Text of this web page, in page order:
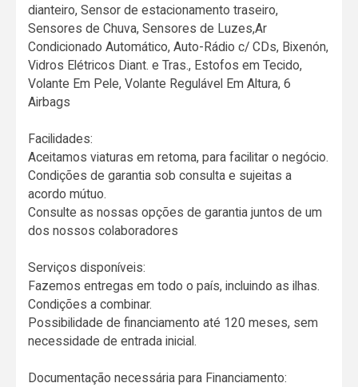
dianteiro, Sensor de estacionamento traseiro,
Sensores de Chuva, Sensores de Luzes,Ar
Condicionado Automático, Auto-Rádio c/ CDs, Bixenón,
Vidros Elétricos Diant. e Tras., Estofos em Tecido,
Volante Em Pele, Volante Regulável Em Altura, 6
Airbags
Facilidades:
Aceitamos viaturas em retoma, para facilitar o negócio.
Condições de garantia sob consulta e sujeitas a
acordo mútuo.
Consulte as nossas opções de garantia juntos de um
dos nossos colaboradores
Serviços disponíveis:
Fazemos entregas em todo o país, incluindo as ilhas.
Condições a combinar.
Possibilidade de financiamento até 120 meses, sem
necessidade de entrada inicial.
Documentação necessária para Financiamento: